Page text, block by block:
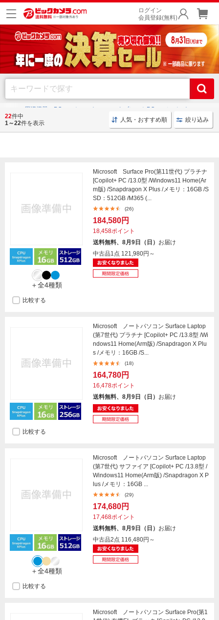
ログイン
会員登録(無料)
コン・周辺機器・PCソフト パソコン・タブレットPC ノートパソコン
ノートパソコン
22件中
1～22件を表示 人気・おすすめ順 絞り込み
＋全4種類
Microsoft Surface Pro(第11世代) プラチナ
[Copilot+ PC /13.0型 /Windows11 Home(Ar
m版) /Snapdragon X Plus /メモリ：16GB /S
SD：512GB /M365 (...
(26)
184,580円
18,458ポイント
送料無料、8月9日（日） お届け
中古品1点 121,980円～
比較する
Microsoft ノートパソコン Surface Laptop
(第7世代) プラチナ [Copilot+ PC /13.8型 /Wi
ndows11 Home(Arm版) /Snapdragon X Plu
s /メモリ：16GB /S...
(18)
164,780円
16,478ポイント
送料無料、8月9日（日） お届け
比較する
＋全4種類
Microsoft ノートパソコン Surface Laptop
(第7世代) サファイア [Copilot+ PC /13.8型 /
Windows11 Home(Arm版) /Snapdragon X P
lus /メモリ：16GB ...
(29)
174,680円
17,468ポイント
送料無料、8月9日（日） お届け
中古品2点 116,480円～
比較する
Microsoft ノートパソコン Surface Pro(第1